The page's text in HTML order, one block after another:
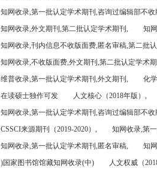
知网收录,第一批认定学术期刊,咨询过编辑部不
知网收录,外文期刊,第二批认定学术期刊,
知
知网收录,刊内信息不收版面费,匿名审稿,第二批
知网收录,不收版面费,外文期刊,第二批认定学术
维普收录,第一批认定学术期刊,外文期刊,
化
在读硕士独作可发
人文核心（2018年版）,
知网收录,第一批认定学术期刊,咨询过编辑部不收
CSSCI来源期刊（2019-2020）,
知网收录,第
知网收录,第一批认定学术期刊,匿名审稿,
知
)国家图书馆馆藏知网收录(中)
人文权威（